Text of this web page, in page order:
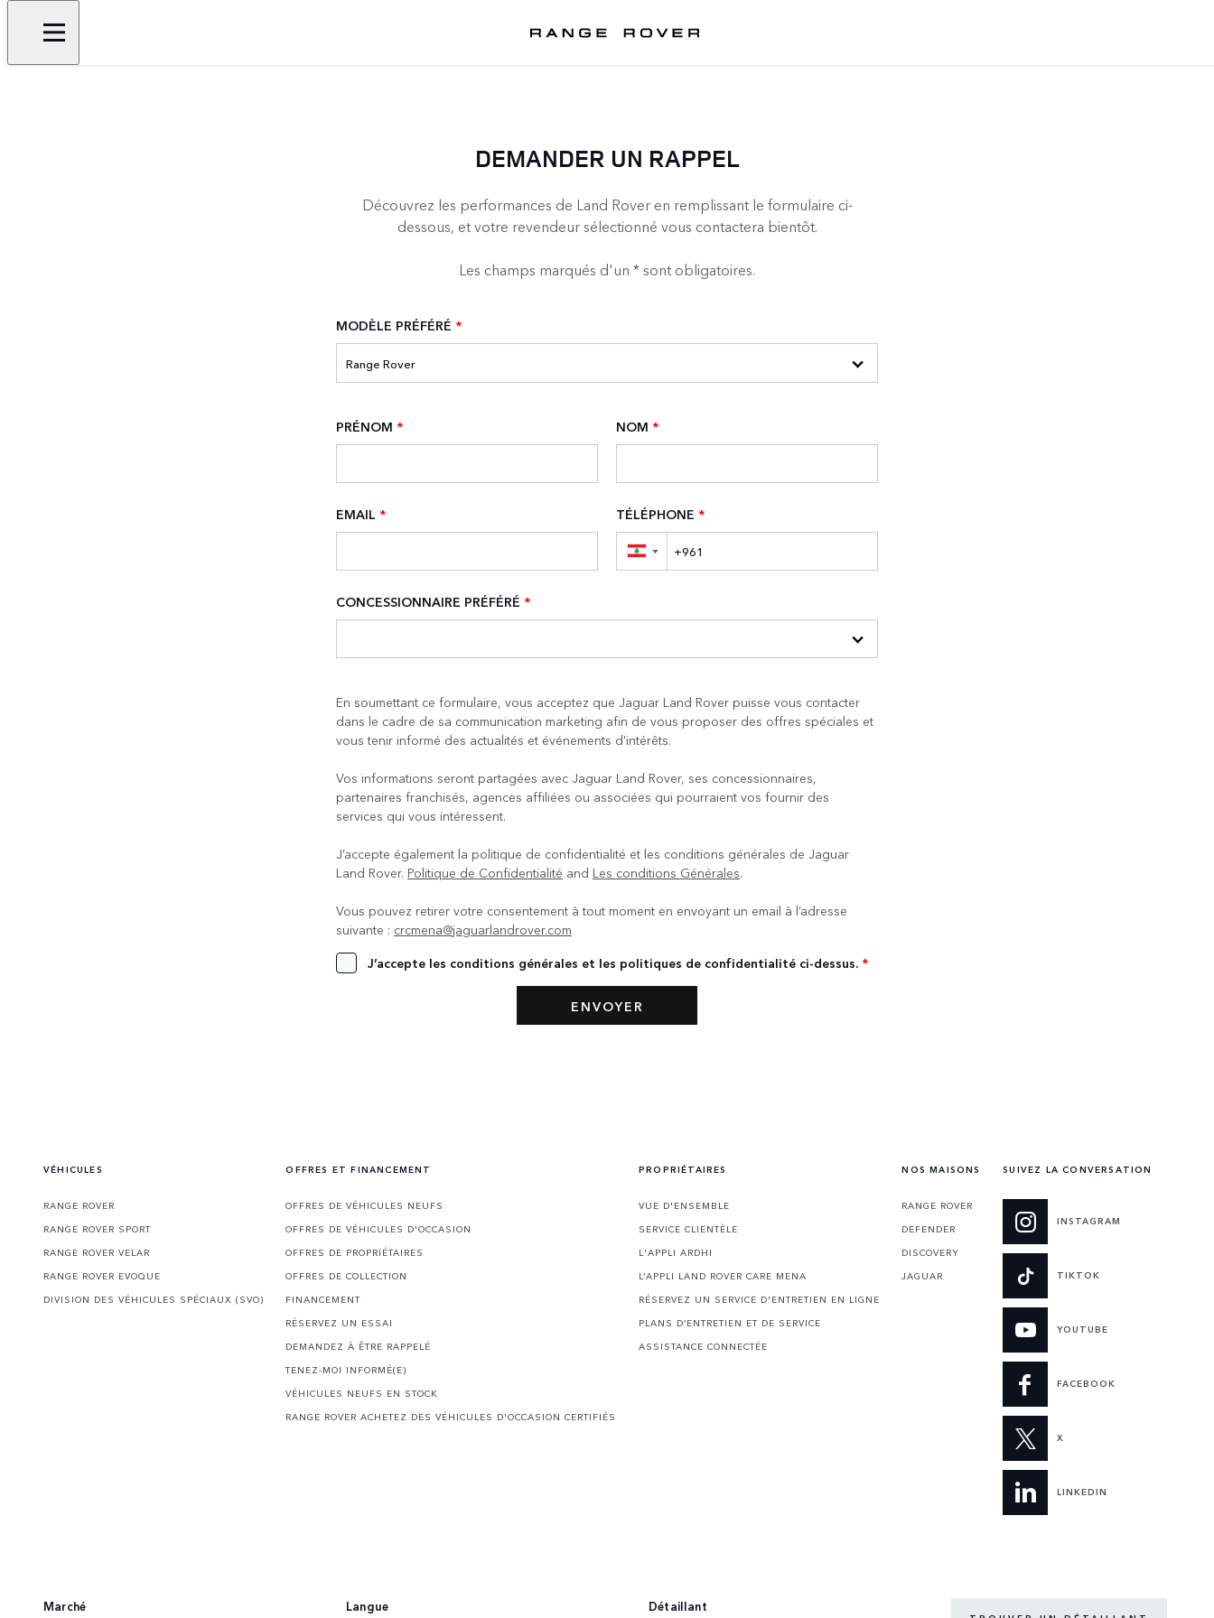
DEMANDER UN RAPPEL
Découvrez les performances de Land Rover en remplissant le formulaire ci-
dessous, et votre revendeur sélectionné vous contactera bientôt.
Les champs marqués d'un * sont obligatoires.
MODÈLE PRÉFÉRÉ *
PRÉNOM * NOM *
EMAIL * TÉLÉPHONE *
▼
CONCESSIONNAIRE PRÉFÉRÉ *
En soumettant ce formulaire, vous acceptez que Jaguar Land Rover puisse vous contacter
dans le cadre de sa communication marketing afin de vous proposer des offres spéciales et
vous tenir informé des actualités et événements d'intérêts.
Vos informations seront partagées avec Jaguar Land Rover, ses concessionnaires,
partenaires franchisés, agences affiliées ou associées qui pourraient vos fournir des
services qui vous intéressent.
J’accepte également la politique de confidentialité et les conditions générales de Jaguar
Land Rover. Politique de Confidentialité and Les conditions Générales.
Vous pouvez retirer votre consentement à tout moment en envoyant un email à l’adresse
suivante : crcmena@jaguarlandrover.com
J’accepte les conditions générales et les politiques de confidentialité ci-dessus. *
VÉHICULES
RANGE ROVER
RANGE ROVER SPORT
RANGE ROVER VELAR
RANGE ROVER EVOQUE
DIVISION DES VÉHICULES SPÉCIAUX (SVO)
OFFRES ET FINANCEMENT
OFFRES DE VÉHICULES NEUFS
OFFRES DE VÉHICULES D'OCCASION
OFFRES DE PROPRIÉTAIRES
OFFRES DE COLLECTION
FINANCEMENT
RÉSERVEZ UN ESSAI
DEMANDEZ À ÊTRE RAPPELÉ
TENEZ-MOI INFORMÉ(E)
VÉHICULES NEUFS EN STOCK
RANGE ROVER ACHETEZ DES VÉHICULES D'OCCASION CERTIFIÉS
PROPRIÉTAIRES
VUE D'ENSEMBLE
SERVICE CLIENTÈLE
L'APPLI ARDHI
L’APPLI LAND ROVER CARE MENA
RÉSERVEZ UN SERVICE D'ENTRETIEN EN LIGNE
PLANS D’ENTRETIEN ET DE SERVICE
ASSISTANCE CONNECTÉE
NOS MAISONS
RANGE ROVER
DEFENDER
DISCOVERY
JAGUAR
SUIVEZ LA CONVERSATION
INSTAGRAM
TIKTOK
YOUTUBE
FACEBOOK
X
LINKEDIN
Marché Langue Détaillant